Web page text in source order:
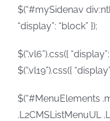
$(“#mySidenav
“display”: “block” });
$(“.vl6”).css({
$(“.vl19”).css({
$(“#MenuElements
.L2CMSListMenuUL